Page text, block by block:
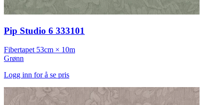
Pip Studio 6 333101
Fibertapet 53cm × 10m
Grønn
Logg inn for å se pris